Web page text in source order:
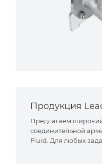
Продукция
Предлагаем
соединительной
Fluid. Для любых